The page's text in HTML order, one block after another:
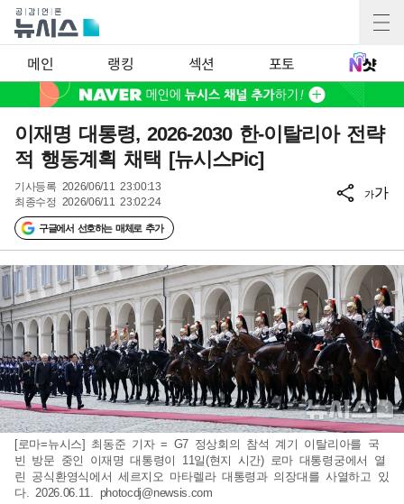
메인 랭킹 섹션 포토
이재명 대통령, 2026-2030 한-이탈리아 전략
적 행동계획 채택 [뉴시스Pic]
기사등록 2026/06/11 23:00:13
최종수정 2026/06/11 23:02:24
구글에서 선호하는 매체로 추가
가가
[로마=뉴시스] 최동준 기자 = G7 정상회의 참석 계기 이탈리아를 국
빈 방문 중인 이재명 대통령이 11일(현지 시간) 로마 대통령궁에서 열
린 공식환영식에서 세르지오 마타렐라 대통령과 의장대를 사열하고 있
다. 2026.06.11. photocdj@newsis.com